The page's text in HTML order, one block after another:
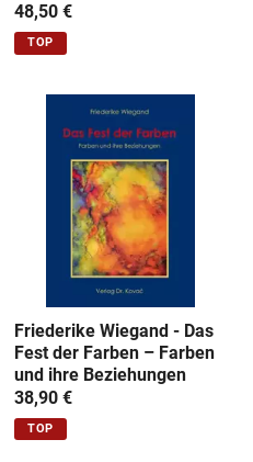
48,50 €
TOP
Friederike Wiegand - Das
Fest der Farben – Farben
und ihre Beziehungen
38,90 €
TOP